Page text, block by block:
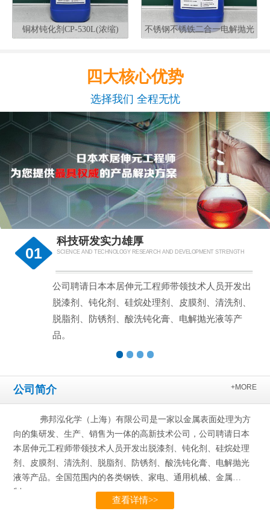
铜材钝化剂CP-530L(浓缩)
不锈钢不锈铁二合一电解抛光
四大核心优势
选择我们 全程无忧
01
科技研发实力雄厚
SCIENCE AND TECHNOLOGY RESEARCH AND DEVELOPMENT STRENGTH
公司聘请日本本居伸元工程师带领技术人员开发出
脱漆剂、钝化剂、硅烷处理剂、皮膜剂、清洗剂、
脱脂剂、防锈剂、酸洗钝化膏、电解抛光液等产
品。
公司简介 +MORE
弗邦泓化学（上海）有限公司是一家以金属表面处理为方
向的集研发、生产、销售为一体的高新技术公司，公司聘请日本
本居伸元工程师带领技术人员开发出脱漆剂、钝化剂、硅烷处理
剂、皮膜剂、清洗剂、脱脂剂、防锈剂、酸洗钝化膏、电解抛光
液等产品。全国范围内的各类钢铁、家电、通用机械、金属
制…...
查看详情>>